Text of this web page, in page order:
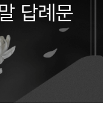
답례문